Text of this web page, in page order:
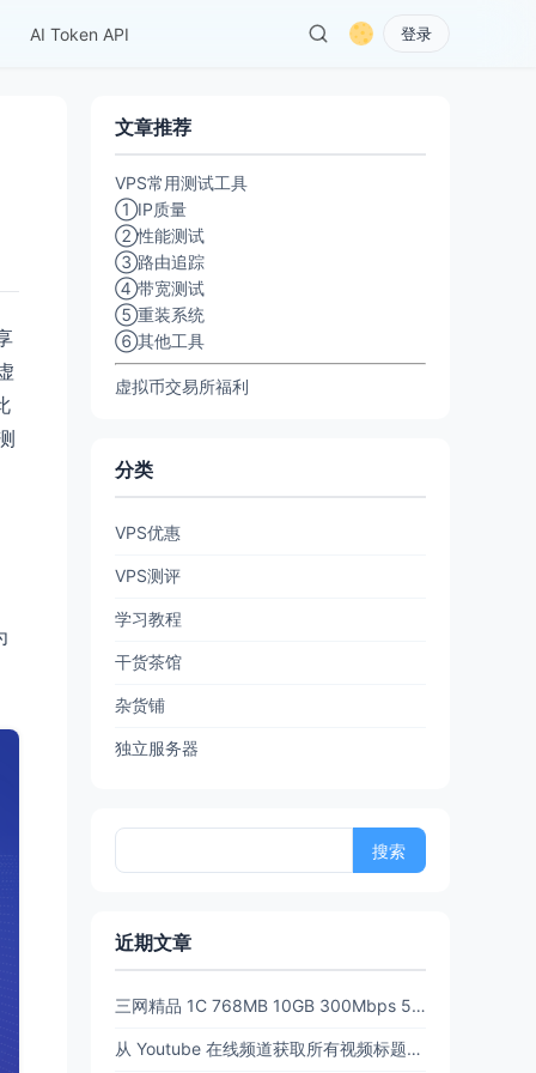
AI Token API 登录
文章推荐
VPS常用测试工具
①IP质量
②性能测试
③路由追踪
④带宽测试
⑤重装系统
⑥其他工具
虚拟币交易所福利
分类
VPS优惠
VPS测评
学习教程
干货茶馆
杂货铺
独立服务器
近期文章
三网精品 1C 768MB 10GB 300Mbps 512GB流量6.5 折后 $3.89/月 $38.94/年 PanStar US Pre【限时65折闪购】
从 Youtube 在线频道获取所有视频标题和链接 (URL)【20260702亲测有效】